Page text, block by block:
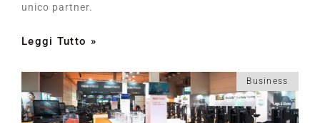
unico partner.
Leggi Tutto »
Business